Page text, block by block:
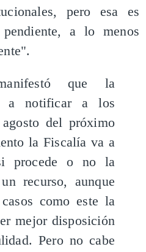
pero esa es
a lo menos
que la
a notificar a los
del próximo
la Fiscalía va a
procede o no la
recurso, aunque
como este la
mejor disposición
Pero no cabe